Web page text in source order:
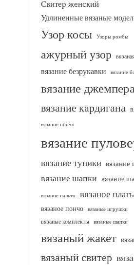
Свитер женский
Удлиненные вязаные
Узор косы Узоры ромбы
ажурный узор
вязание безрукавки вязание
вязание
вязание кардигана
вязание пончо
вязание
вязание туники вязание
вязание шапки вязание
вязаное пальто вязаное
вязаное пончо вязаные игрушки
вязаные комплекты
вязаные шапки
вязаный жакет
вязаный свитер